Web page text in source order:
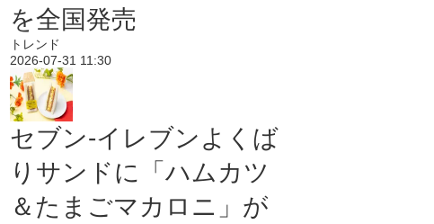
を全国発売
トレンド
2026-07-31 11:30
セブン‐イレブンよくば
りサンドに「ハムカツ
＆たまごマカロニ」が